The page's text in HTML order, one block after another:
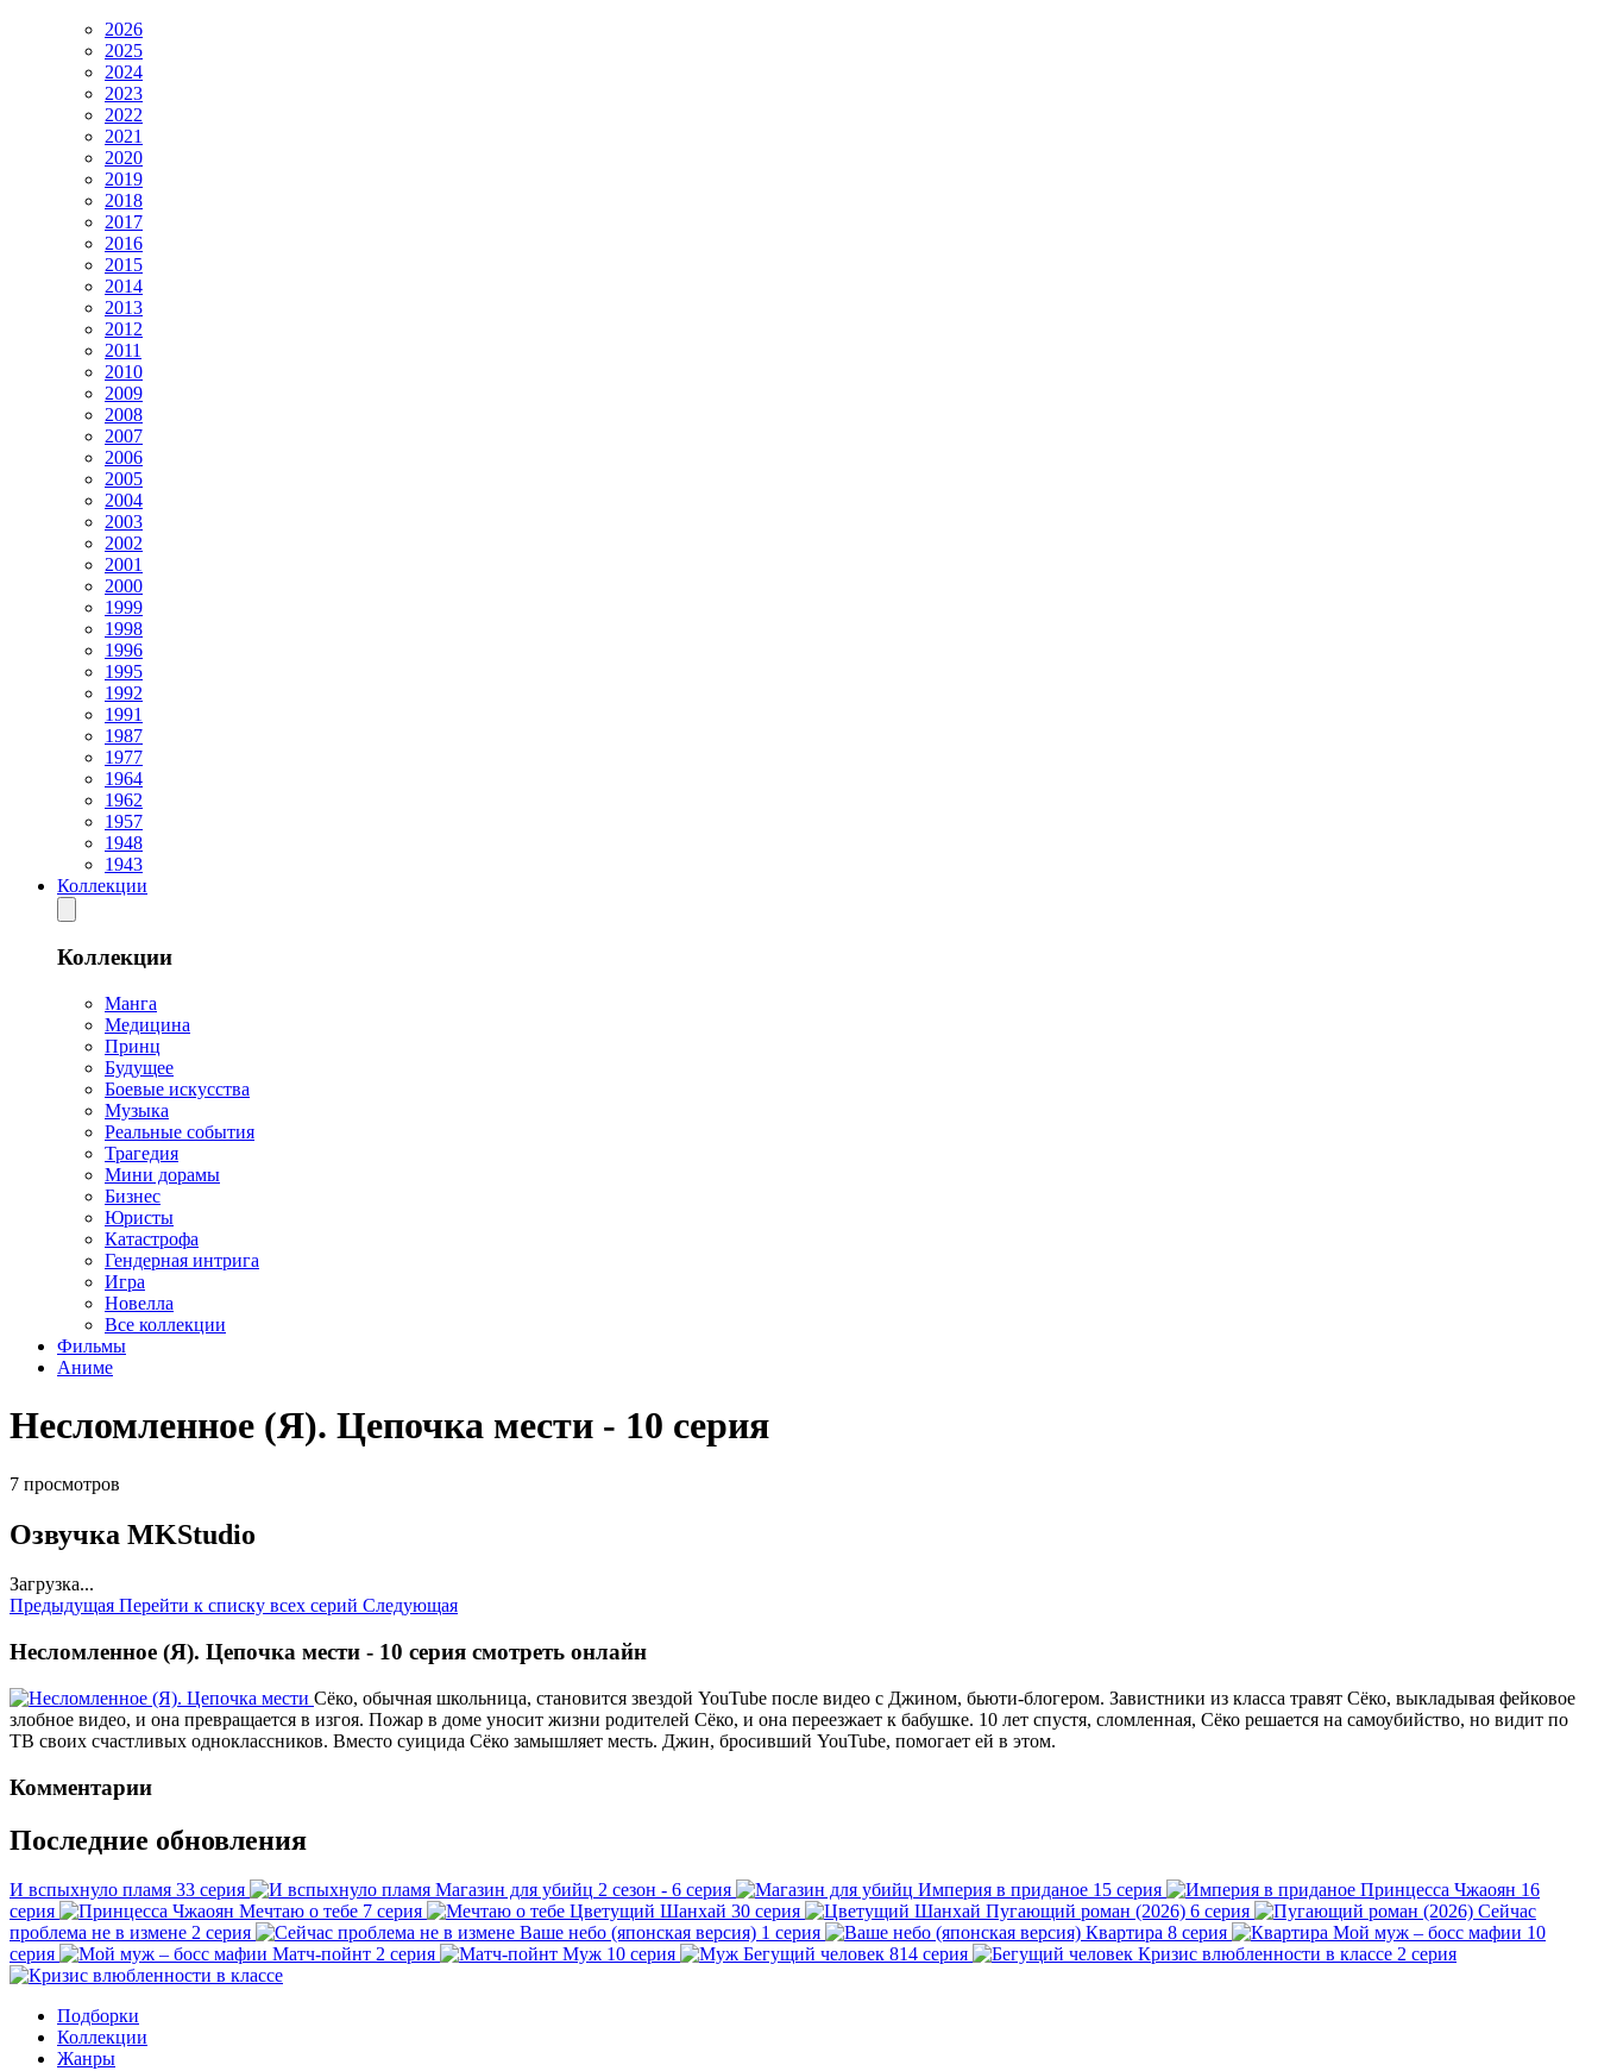
2026
2025
2024
2023
2022
2021
2020
2019
2018
2017
2016
2015
2014
2013
2012
2011
2010
2009
2008
2007
2006
2005
2004
2003
2002
2001
2000
1999
1998
1996
1995
1992
1991
1987
1977
1964
1962
1957
1948
1943
Коллекции
Коллекции
Манга
Медицина
Принц
Будущее
Боевые искусства
Музыка
Реальные события
Трагедия
Мини дорамы
Бизнес
Юристы
Катастрофа
Гендерная интрига
Игра
Новелла
Все коллекции
Фильмы
Аниме
Несломленное (Я). Цепочка мести - 10 серия
7 просмотров
Озвучка MKStudio
Загрузка...
Предыдущая Перейти к списку всех серий Следующая
Несломленное (Я). Цепочка мести - 10 серия смотреть онлайн
Сёко, обычная школьница, становится звездой YouTube после видео с Джином, бьюти-блогером. Завистники из класса травят Сёко, выкладывая фейковое
злобное видео, и она превращается в изгоя. Пожар в доме уносит жизни родителей Сёко, и она переезжает к бабушке. 10 лет спустя, сломленная, Сёко решается на самоубийство, но видит по
ТВ своих счастливых одноклассников. Вместо суицида Сёко замышляет месть. Джин, бросивший YouTube, помогает ей в этом.
Комментарии
Последние обновления
И вспыхнуло пламя 33 серия Магазин для убийц 2 сезон - 6 серия Империя в приданое 15 серия Принцесса Чжаоян 16
серия
Мечтаю о тебе 7 серия Цветущий Шанхай 30 серия Пугающий роман (2026) 6 серия
Сейчас
проблема не в измене 2 серия Ваше небо (японская версия) 1 серия Квартира 8 серия Мой муж – босс мафии 10
серия
Матч-пойнт 2 серия Муж 10 серия Бегущий человек 814 серия Кризис влюбленности в классе 2 серия
Подборки
Коллекции
Жанры